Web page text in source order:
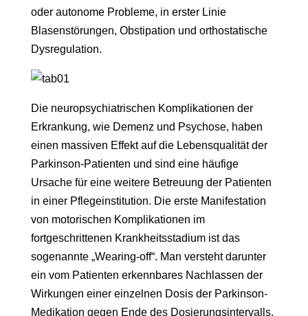
oder autonome Probleme, in erster Linie
Blasenstörungen, Obstipation und orthostatische
Dysregulation.
Die neuropsychiatrischen Komplikationen der
Erkrankung, wie Demenz und Psychose, haben
einen massiven Effekt auf die Lebensqualität der
Parkinson-Patienten und sind eine häufige
Ursache für eine weitere Betreuung der Patienten
in einer Pflegeinstitution. Die erste Manifestation
von motorischen Komplikationen im
fortgeschrittenen Krankheitsstadium ist das
sogenannte „Wearing-off“. Man versteht darunter
ein vom Patienten erkennbares Nachlassen der
Wirkungen einer einzelnen Dosis der Parkinson-
Medikation gegen Ende des Dosierungsintervalls.